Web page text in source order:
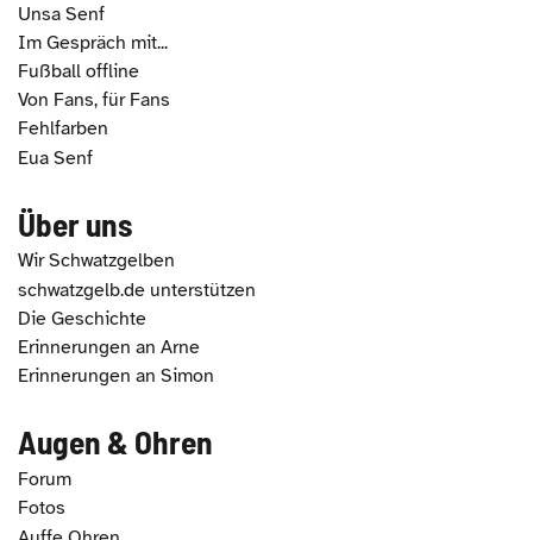
Unsa Senf
Im Gespräch mit...
Fußball offline
Von Fans, für Fans
Fehlfarben
Eua Senf
Über uns
Wir Schwatzgelben
schwatzgelb.de unterstützen
Die Geschichte
Erinnerungen an Arne
Erinnerungen an Simon
Augen & Ohren
Forum
Fotos